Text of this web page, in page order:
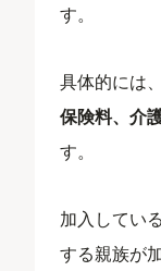
す。
具体的には、
保険料、介
す。
加入してい
する親族が